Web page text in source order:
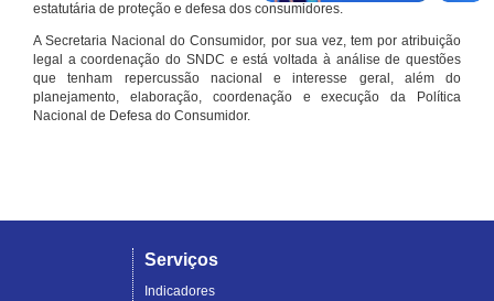
estatutária de proteção e defesa dos consumidores.
A Secretaria Nacional do Consumidor, por sua vez, tem por atribuição
legal a coordenação do SNDC e está voltada à análise de questões
que tenham repercussão nacional e interesse geral, além do
planejamento, elaboração, coordenação e execução da Política
Nacional de Defesa do Consumidor.
Serviços
Indicadores